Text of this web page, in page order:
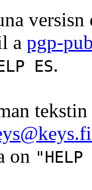
a pgp-
ES.
on